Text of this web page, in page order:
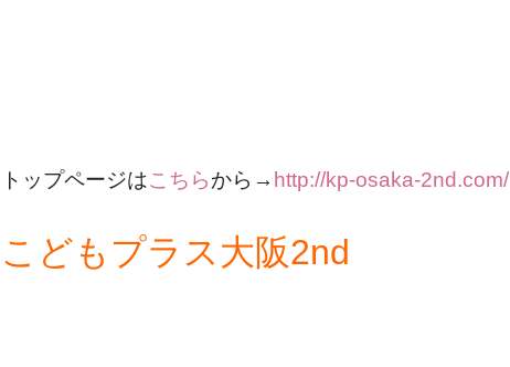
トップページはこちらから→ http://kp-osaka-2nd.com/
こどもプラス大阪2nd